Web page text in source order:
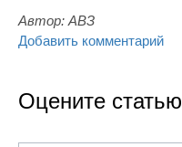
Автор: АВЗ
Добавить комментарий
Оцените статью